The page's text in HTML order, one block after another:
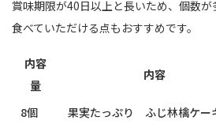
賞味期限が40日以上と長いため、個数
食べていただける点もおすすめです。
内容
量
内容
8個
果実たっぷり ふじ林檎ケー